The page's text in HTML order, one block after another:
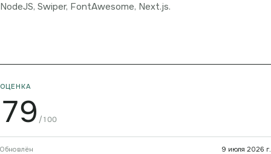
NodeJS, Swiper, FontAwesome, Next.js.
ОЦЕНКА
79 /100
Обновлён 9 июля 2026 г.